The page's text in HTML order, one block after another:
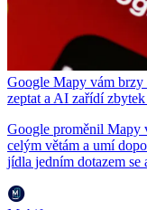
Google Mapy vám brzy
zeptat a AI zařídí zbytek
Google proměnil Mapy
celým větám a umí
jídla jedním dotazem se